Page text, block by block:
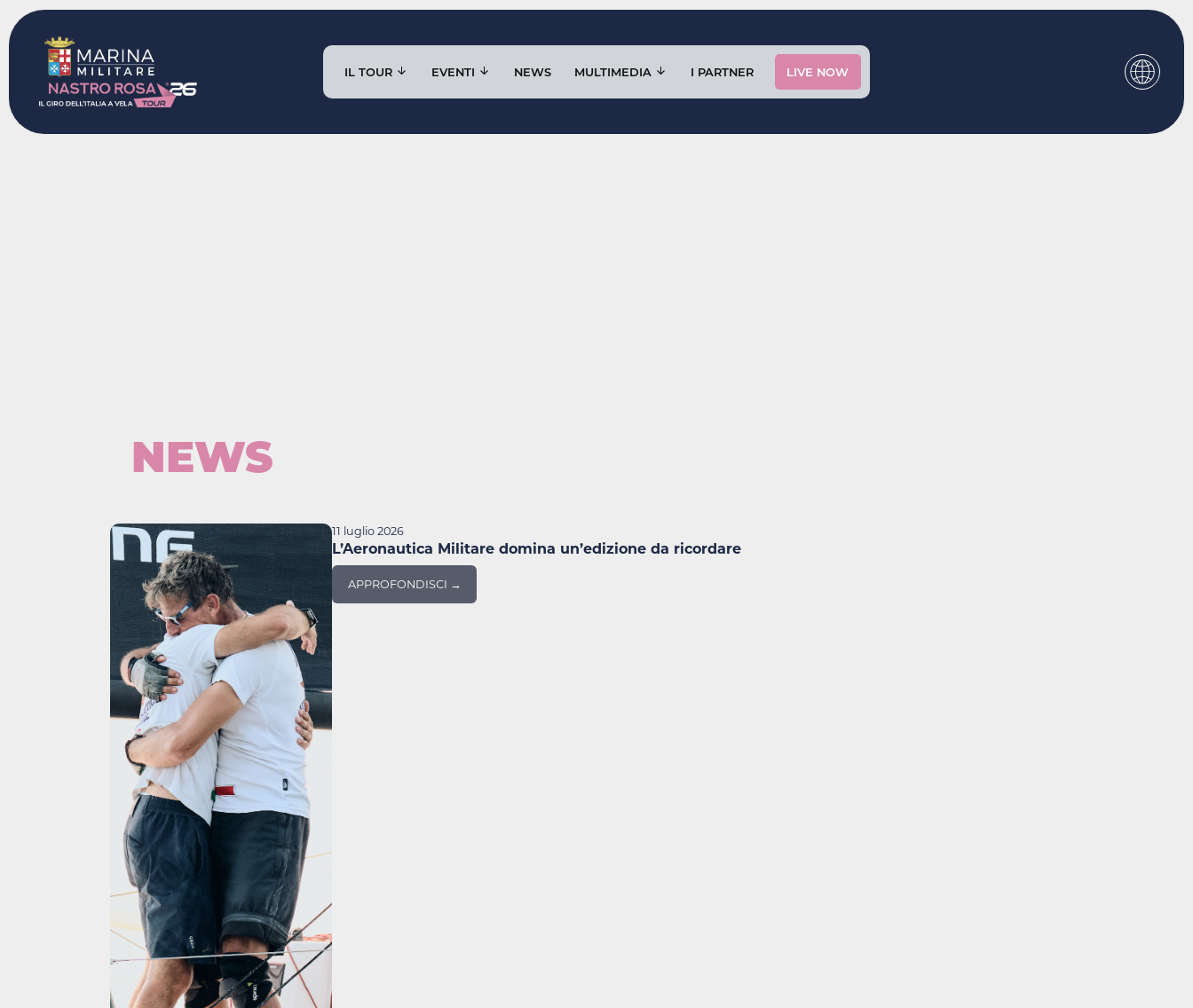
IL TOUR EVENTI NEWS MULTIMEDIA I PARTNER LIVE NOW
NEWS
11 luglio 2026
L’Aeronautica Militare domina un’edizione da ricordare
APPROFONDISCI →